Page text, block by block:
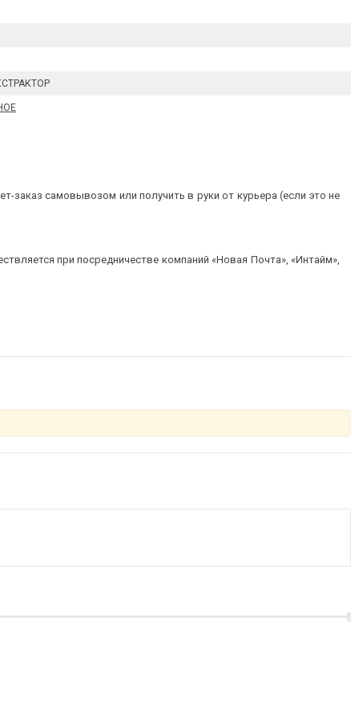
заказ самовывозом или получить в руки от курьера (если это не
при посредничестве компаний «Новая Почта», «Интайм»,